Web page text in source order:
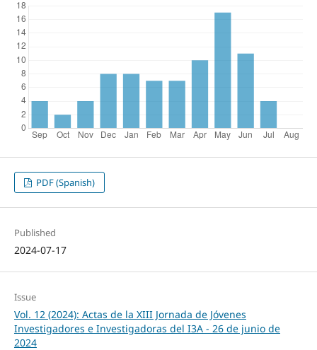
PDF (Spanish)
Published
2024-07-17
Issue
Vol. 12 (2024): Actas de la XIII Jornada de Jóvenes
Investigadores e Investigadoras del I3A - 26 de junio de
2024